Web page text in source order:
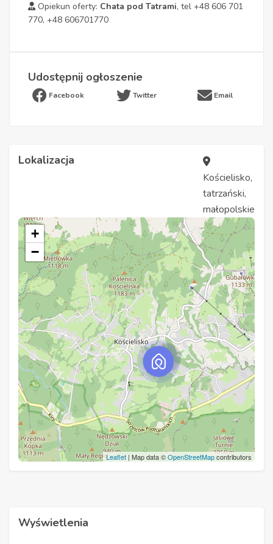
Opiekun oferty: Chata pod Tatrami, tel +48 606 701
770, +48 606701770
Udostępnij ogłoszenie
Facebook Twitter Email
Lokalizacja
Kościelisko,
tatrzański,
małopolskie
+
−
Leaflet | Map data ©OpenStreetMapcontributors
Wyświetlenia